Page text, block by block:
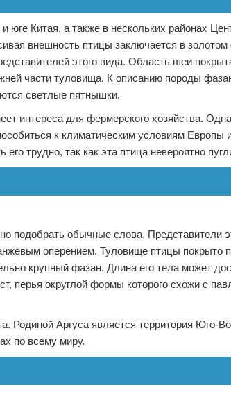
юге Китая, а также в нескольких районах
внешность птицы заключается в золотом
этого вида. Область шеи
части туловища. К описанию породы
светлые пятнышки.
интереса для фермерского хозяйства.
к климатическим условиям Европы
трудно, так как эта птица невероятно
подобрать обычные слова. Представители
оперением. Туловище птицы покрыто
крупный фазан. Длина его тела может
перья округлой формы которого схожи с
Родиной Аргуса является территория Юго-
по всему миру.